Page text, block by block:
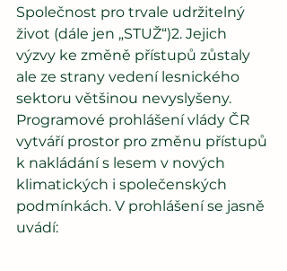
Společnost pro trvale udržitelný
život (dále jen „STUŽ“)2. Jejich
výzvy ke změně přístupů zůstaly
ale ze strany vedení lesnického
sektoru většinou nevyslyšeny.
Programové prohlášení vlády ČR
vytváří prostor pro změnu přístupů
k nakládání s lesem v nových
klimatických i společenských
podmínkách. V prohlášení se jasně
uvádí: